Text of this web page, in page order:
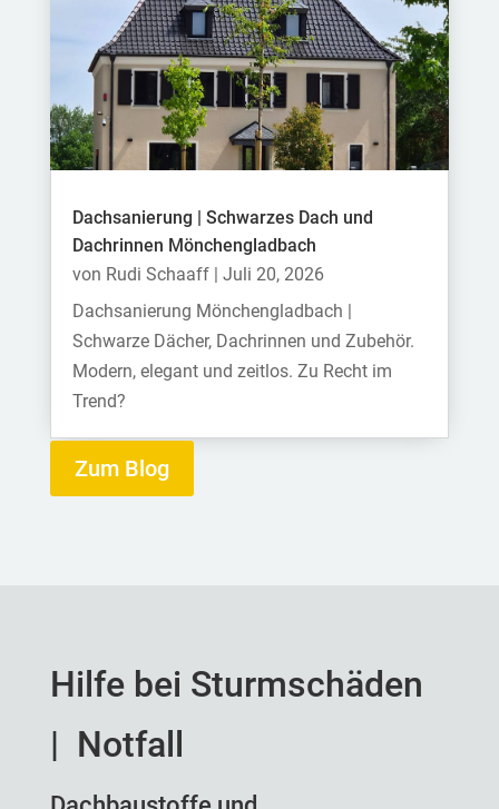
Dachsanierung | Schwarzes Dach und
Dachrinnen Mönchengladbach
von Rudi Schaaff| Juli 20, 2026
Dachsanierung Mönchengladbach |
Schwarze Dächer, Dachrinnen und Zubehör.
Modern, elegant und zeitlos. Zu Recht im
Trend?
Zum Blog
Hilfe bei Sturmschäden
| Notfall